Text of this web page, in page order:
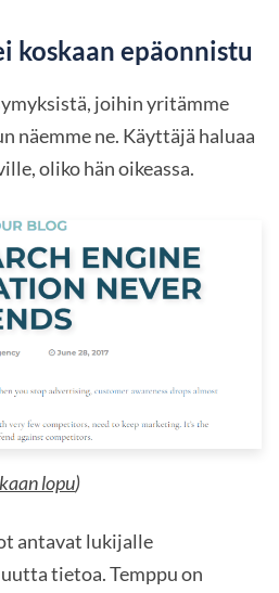
koskaan epäonnistu
joihin yritämme
näemme ne. Käyttäjä haluaa
oliko hän oikeassa.
lopu)
antavat lukijalle
tietoa. Temppu on